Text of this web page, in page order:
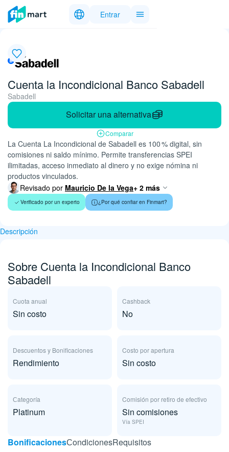
Entrar
Cuenta la Incondicional Banco Sabadell
Sabadell
Solicitar una alternativa
Comparar
La Cuenta La Incondicional de Sabadell es 100 % digital, sin
comisiones ni saldo mínimo. Permite transferencias SPEI
ilimitadas, acceso inmediato al dinero y no exige nómina ni
productos vinculados.
Revisado por Mauricio De la Vega+ 2 más
Verificado por un experto ¿Por qué confiar en Finmart?
Descripción
Sobre Cuenta la Incondicional Banco
Sabadell
Cuota anual
Sin costo
Cashback
No
Descuentos y Bonificaciones
Rendimiento
Costo por apertura
Sin costo
Сategoría
Platinum
Comisión por retiro de efectivo
Sin comisiones
Vía SPEI
BonificacionesСondicionesRequisitos